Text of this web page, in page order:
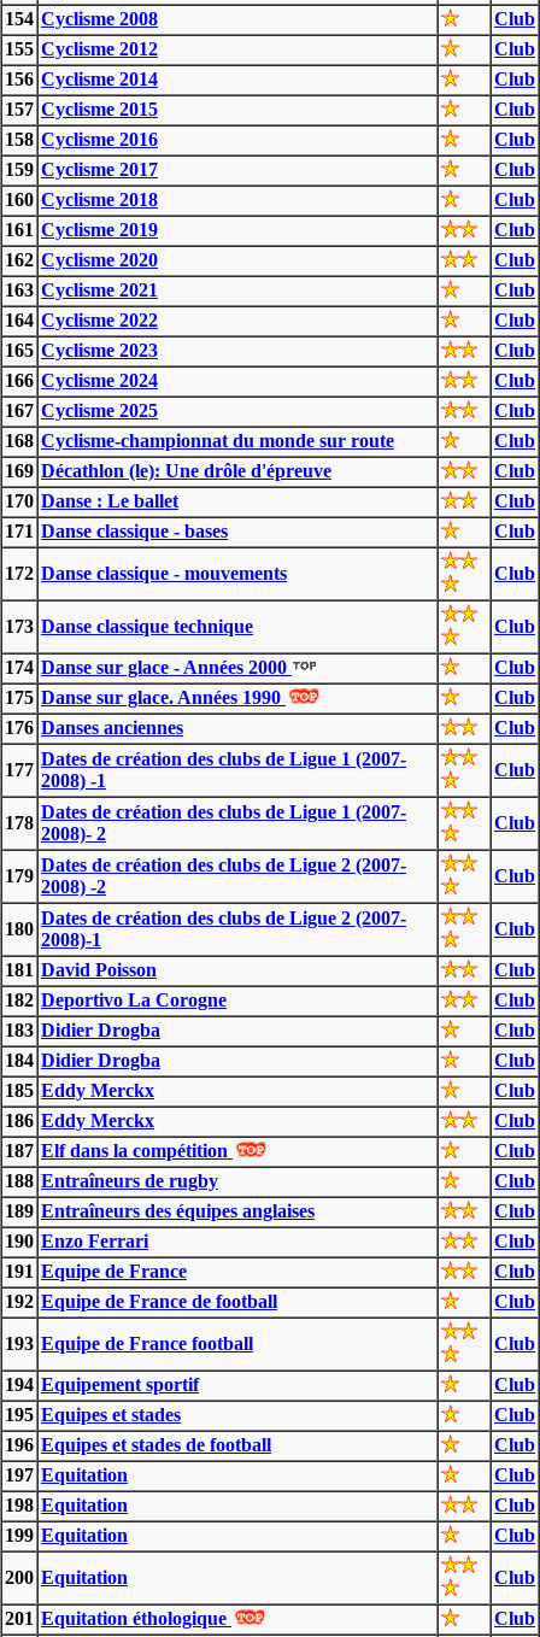
154 Cyclisme 2008
Club
155 Cyclisme 2012
Club
156 Cyclisme 2014
Club
157 Cyclisme 2015
Club
158 Cyclisme 2016
Club
159 Cyclisme 2017
Club
160 Cyclisme 2018
Club
161 Cyclisme 2019
Club
162 Cyclisme 2020
Club
163 Cyclisme 2021
Club
164 Cyclisme 2022
Club
165 Cyclisme 2023
Club
166 Cyclisme 2024
Club
167 Cyclisme 2025
Club
168 Cyclisme-championnat du monde sur route
Club
169 Décathlon (le): Une drôle d'épreuve
Club
170 Danse : Le ballet
Club
171 Danse classique - bases Club
172 Danse classique - mouvements Club
173 Danse classique technique
Club
174 Danse sur glace - Années 2000
Club
175 Danse sur glace. Années 1990
Club
176 Danses anciennes Club
177
Dates de création des clubs de Ligue 1 (2007-
2008) -1
Club
178
Dates de création des clubs de Ligue 1 (2007-
2008)- 2
Club
179
Dates de création des clubs de Ligue 2 (2007-
2008) -2
Club
180
Dates de création des clubs de Ligue 2 (2007-
2008)-1
Club
181 David Poisson
Club
182 Deportivo La Corogne
Club
183 Didier Drogba
Club
184 Didier Drogba
Club
185 Eddy Merckx
Club
186 Eddy Merckx
Club
187 Elf dans la compétition
Club
188 Entraîneurs de rugby
Club
189 Entraîneurs des équipes anglaises
Club
190 Enzo Ferrari
Club
191 Equipe de France
Club
192 Equipe de France de football Club
193 Equipe de France football
Club
194 Equipement sportif
Club
195 Equipes et stades
Club
196 Equipes et stades de football
Club
197 Equitation
Club
198 Equitation
Club
199 Equitation Club
200 Equitation
Club
201 Equitation éthologique Club